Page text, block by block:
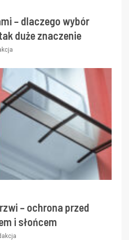
– dlaczego wybór
duże znaczenie
– ochrona przed
i słońcem